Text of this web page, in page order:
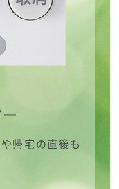
帰宅の直後も